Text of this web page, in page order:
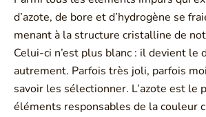
d’azote, de bore et d’hydrogène se
menant à la structure cristalline de
Celui-ci n’est plus blanc : il devient le
autrement. Parfois très joli, parfois
savoir les sélectionner. L’azote est le
éléments responsables de la couleur